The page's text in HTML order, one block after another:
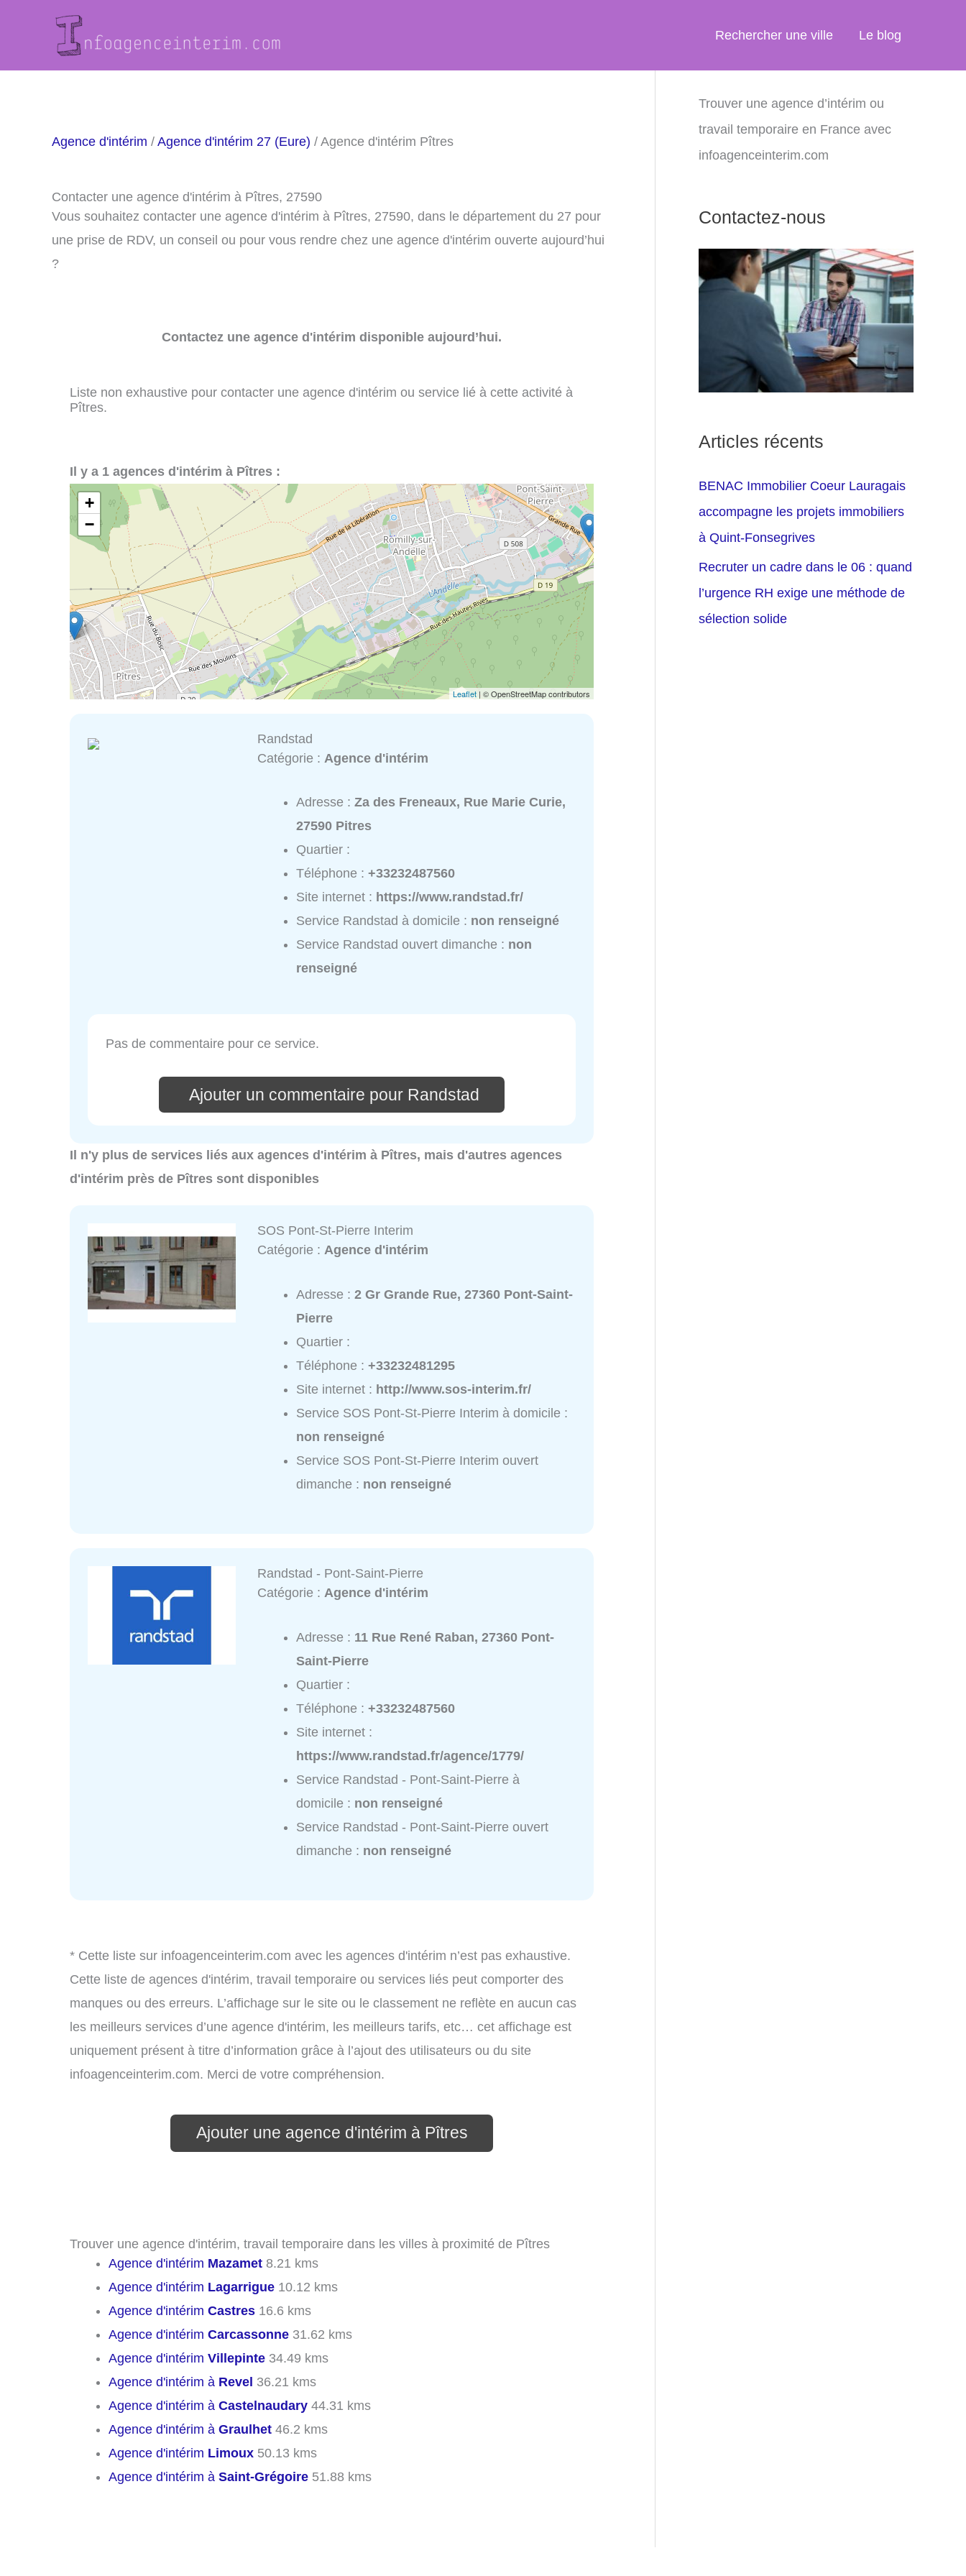
Rechercher une ville Le blog
Agence d'intérim / Agence d'intérim 27 (Eure) / Agence d'intérim Pîtres
Contacter une agence d'intérim à Pîtres, 27590
Vous souhaitez contacter une agence d'intérim à Pîtres, 27590, dans le département du 27 pour
une prise de RDV, un conseil ou pour vous rendre chez une agence d'intérim ouverte aujourd’hui
?
Contactez une agence d'intérim disponible aujourd’hui.
Liste non exhaustive pour contacter une agence d'intérim ou service lié à cette activité à
Pîtres.
Il y a 1 agences d'intérim à Pîtres :
+
−
Leaflet | © OpenStreetMap contributors
Randstad
Catégorie : Agence d'intérim
Adresse :Za des Freneaux, Rue Marie Curie,
27590 Pitres
Quartier :
Téléphone :+33232487560
Site internet : https://www.randstad.fr/
Service Randstad à domicile : non renseigné
Service Randstad ouvert dimanche : non
renseigné
Pas de commentaire pour ce service.
Ajouter un commentaire pour Randstad
Il n'y plus de services liés aux agences d'intérim à Pîtres, mais d'autres agences
d'intérim près de Pîtres sont disponibles
SOS Pont-St-Pierre Interim
Catégorie :Agence d'intérim
Adresse :2 Gr Grande Rue, 27360 Pont-Saint-
Pierre
Quartier :
Téléphone :+33232481295
Site internet : http://www.sos-interim.fr/
Service SOS Pont-St-Pierre Interim à domicile :
non renseigné
Service SOS Pont-St-Pierre Interim ouvert
dimanche : non renseigné
Randstad - Pont-Saint-Pierre
Catégorie : Agence d'intérim
Adresse : 11 Rue René Raban, 27360 Pont-
Saint-Pierre
Quartier :
Téléphone :+33232487560
Site internet :
https://www.randstad.fr/agence/1779/
Service Randstad - Pont-Saint-Pierre à
domicile : non renseigné
Service Randstad - Pont-Saint-Pierre ouvert
dimanche : non renseigné
* Cette liste sur infoagenceinterim.com avec les agences d'intérim n’est pas exhaustive.
Cette liste de agences d'intérim, travail temporaire ou services liés peut comporter des
manques ou des erreurs. L’affichage sur le site ou le classement ne reflète en aucun cas
les meilleurs services d’une agence d'intérim, les meilleurs tarifs, etc… cet affichage est
uniquement présent à titre d’information grâce à l’ajout des utilisateurs ou du site
infoagenceinterim.com. Merci de votre compréhension.
Ajouter une agence d'intérim à Pîtres
Trouver une agence d'intérim, travail temporaire dans les villes à proximité de Pîtres
Agence d'intérim Mazamet 8.21 kms
Agence d'intérim Lagarrigue 10.12 kms
Agence d'intérim Castres 16.6 kms
Agence d'intérim Carcassonne 31.62 kms
Agence d'intérim Villepinte 34.49 kms
Agence d'intérim à Revel 36.21 kms
Agence d'intérim à Castelnaudary 44.31 kms
Agence d'intérim à Graulhet 46.2 kms
Agence d'intérim Limoux 50.13 kms
Agence d'intérim à Saint-Grégoire 51.88 kms
Trouver une agence d’intérim ou
travail temporaire en France avec
infoagenceinterim.com
Contactez-nous
Articles récents
BENAC Immobilier Coeur Lauragais
accompagne les projets immobiliers
à Quint-Fonsegrives
Recruter un cadre dans le 06 : quand
l’urgence RH exige une méthode de
sélection solide